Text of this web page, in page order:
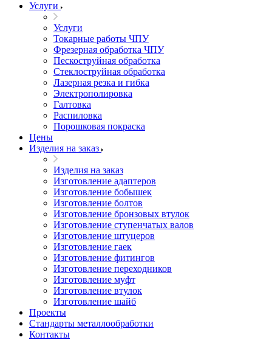
Услуги
Услуги
Токарные работы ЧПУ
Фрезерная обработка ЧПУ
Пескоструйная обработка
Стеклоструйная обработка
Лазерная резка и гибка
Электрополировка
Галтовка
Распиловка
Порошковая покраска
Цены
Изделия на заказ
Изделия на заказ
Изготовление адаптеров
Изготовление бобышек
Изготовление болтов
Изготовление бронзовых втулок
Изготовление ступенчатых валов
Изготовление штуцеров
Изготовление гаек
Изготовление фитингов
Изготовление переходников
Изготовление муфт
Изготовление втулок
Изготовление шайб
Проекты
Стандарты металлообработки
Контакты